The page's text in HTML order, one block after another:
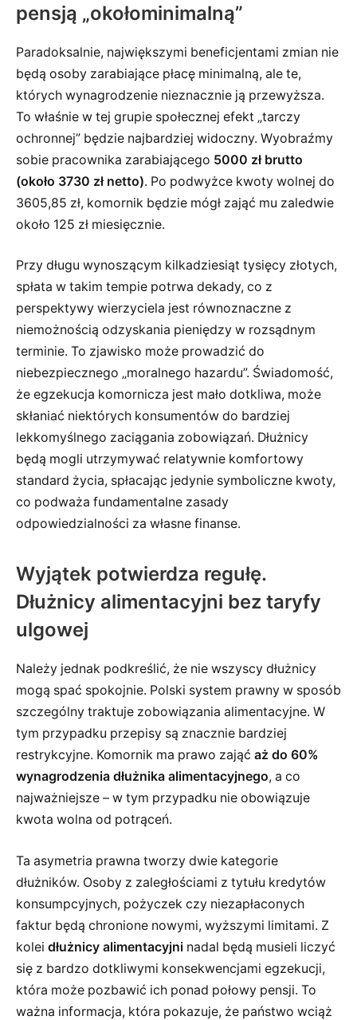
pensją „okołominimalną”
Paradoksalnie, największymi beneficjentami zmian nie
będą osoby zarabiające płacę minimalną, ale te,
których wynagrodzenie nieznacznie ją przewyższa.
To właśnie w tej grupie społecznej efekt „tarczy
ochronnej” będzie najbardziej widoczny. Wyobraźmy
sobie pracownika zarabiającego 5000 zł brutto
(około 3730 zł netto). Po podwyżce kwoty wolnej do
3605,85 zł, komornik będzie mógł zająć mu zaledwie
około 125 zł miesięcznie.
Przy długu wynoszącym kilkadziesiąt tysięcy złotych,
spłata w takim tempie potrwa dekady, co z
perspektywy wierzyciela jest równoznaczne z
niemożnością odzyskania pieniędzy w rozsądnym
terminie. To zjawisko może prowadzić do
niebezpiecznego „moralnego hazardu”. Świadomość,
że egzekucja komornicza jest mało dotkliwa, może
skłaniać niektórych konsumentów do bardziej
lekkomyślnego zaciągania zobowiązań. Dłużnicy
będą mogli utrzymywać relatywnie komfortowy
standard życia, spłacając jedynie symboliczne kwoty,
co podważa fundamentalne zasady
odpowiedzialności za własne finanse.
Wyjątek potwierdza regułę.
Dłużnicy alimentacyjni bez taryfy
ulgowej
Należy jednak podkreślić, że nie wszyscy dłużnicy
mogą spać spokojnie. Polski system prawny w sposób
szczególny traktuje zobowiązania alimentacyjne. W
tym przypadku przepisy są znacznie bardziej
restrykcyjne. Komornik ma prawo zająć aż do 60%
wynagrodzenia dłużnika alimentacyjnego, a co
najważniejsze – w tym przypadku nie obowiązuje
kwota wolna od potrąceń.
Ta asymetria prawna tworzy dwie kategorie
dłużników. Osoby z zaległościami z tytułu kredytów
konsumpcyjnych, pożyczek czy niezapłaconych
faktur będą chronione nowymi, wyższymi limitami. Z
kolei dłużnicy alimentacyjni nadal będą musieli liczyć
się z bardzo dotkliwymi konsekwencjami egzekucji,
która może pozbawić ich ponad połowy pensji. To
ważna informacja, która pokazuje, że państwo wciąż